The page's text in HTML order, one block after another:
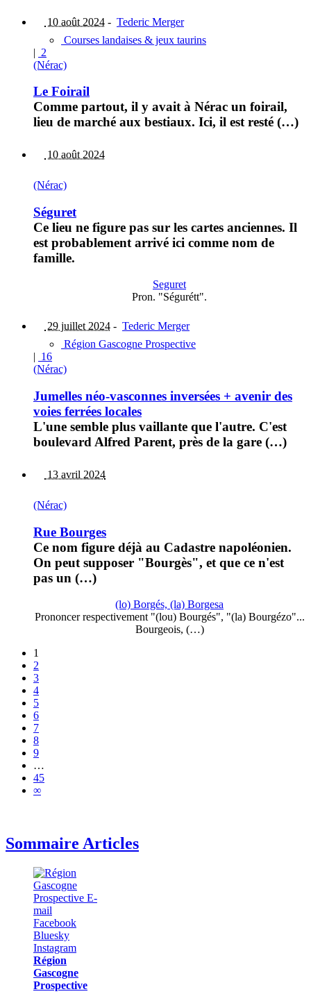
10 août 2024 - Tederic Merger
Courses landaises & jeux taurins
| 2
(Nérac)
Le Foirail
Comme partout, il y avait à Nérac un foirail,
lieu de marché aux bestiaux. Ici, il est resté (…)
10 août 2024
(Nérac)
Séguret
Ce lieu ne figure pas sur les cartes anciennes. Il
est probablement arrivé ici comme nom de
famille.
Seguret
Pron. "Ségurétt".
29 juillet 2024 - Tederic Merger
Région Gascogne Prospective
| 16
(Nérac)
Jumelles néo-vasconnes inversées + avenir des
voies ferrées locales
L'une semble plus vaillante que l'autre. C'est
boulevard Alfred Parent, près de la gare (…)
13 avril 2024
(Nérac)
Rue Bourges
Ce nom figure déjà au Cadastre napoléonien.
On peut supposer "Bourgès", et que ce n'est
pas un (…)
(lo) Borgés, (la) Borgesa
Prononcer respectivement "(lou) Bourgés", "(la) Bourgézo"...
Bourgeois, (…)
1
2
3
4
5
6
7
8
9
…
45
∞
Sommaire Articles
Région
Gascogne
Prospective